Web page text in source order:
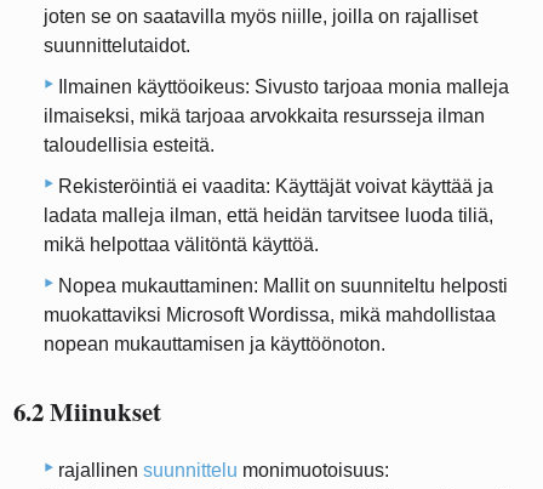
joten se on saatavilla myös niille, joilla on rajalliset
suunnittelutaidot.
Ilmainen käyttöoikeus: Sivusto tarjoaa monia malleja
ilmaiseksi, mikä tarjoaa arvokkaita resursseja ilman
taloudellisia esteitä.
Rekisteröintiä ei vaadita: Käyttäjät voivat käyttää ja
ladata malleja ilman, että heidän tarvitsee luoda tiliä,
mikä helpottaa välitöntä käyttöä.
Nopea mukauttaminen: Mallit on suunniteltu helposti
muokattaviksi Microsoft Wordissa, mikä mahdollistaa
nopean mukauttamisen ja käyttöönoton.
6.2 Miinukset
rajallinen suunnittelu monimuotoisuus: